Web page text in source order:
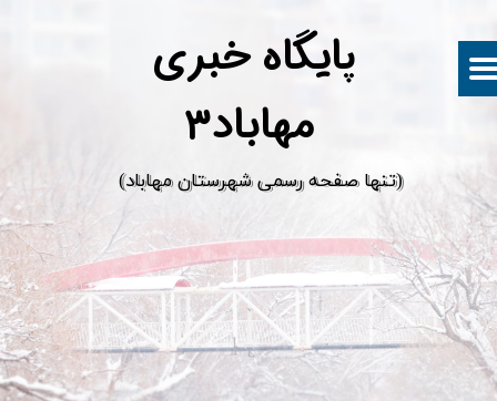
پایگاه خبری
​(تنها صفحه رسمی شهرستان مهاباد)